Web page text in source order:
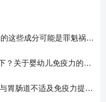
宝宝胃肠道不适？奶粉中的这些成分可能是罪魁祸首！
宝宝总生病就是免疫力低下？关于婴幼儿免疫力的真相，家长必须了解！
宝宝喂养难题：奶粉喂养与胃肠道不适及免疫力提升的奥秘